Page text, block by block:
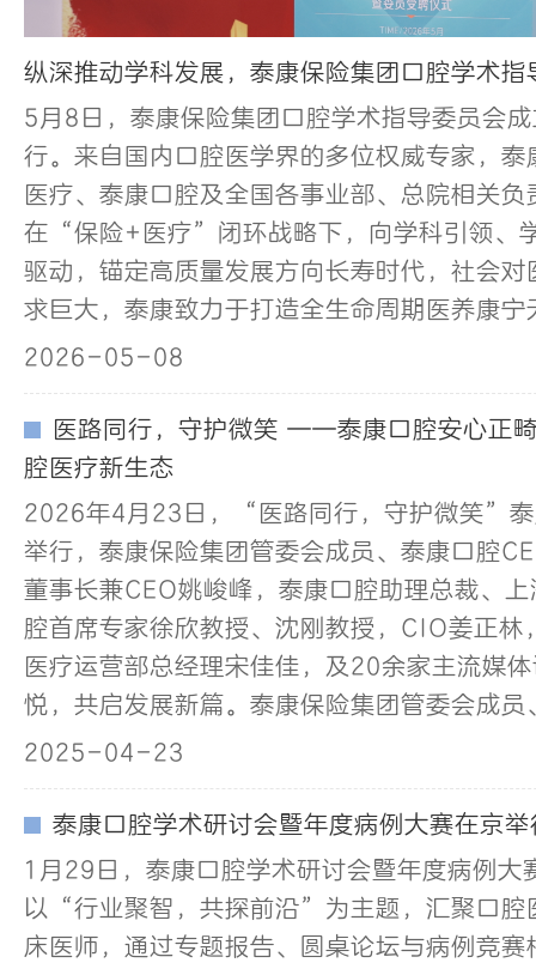
纵深推动学科发展，泰康保险集团口腔学术指
5月8日，泰康保险集团口腔学术指导委员会
行。来自国内口腔医学界的多位权威专家，
医疗、泰康口腔及全国各事业部、总院相关
在“保险+医疗”闭环战略下，向学科引领、
驱动，锚定高质量发展方向长寿时代，社会
求巨大，泰康致力于打造全生命周期医养康
2026-05-08
医路同行，守护微笑 ——泰康口腔安心正
腔医疗新生态
2026年4月23日，“医路同行，守护微笑”泰
举行，泰康保险集团管委会成员、泰康口腔
董事长兼CEO姚峻峰，泰康口腔助理总裁、
腔首席专家徐欣教授、沈刚教授，CIO姜正林
医疗运营部总经理宋佳佳，及20余家主流媒
悦，共启发展新篇。泰康保险集团管委会成员
2025-04-23
泰康口腔学术研讨会暨年度病例大赛在京举
1月29日，泰康口腔学术研讨会暨年度病例大
以“行业聚智，共探前沿”为主题，汇聚口腔
床医师，通过专题报告、圆桌论坛与病例竞